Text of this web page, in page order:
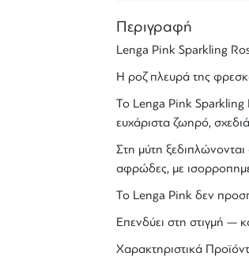
Περιγραφή
Lenga Pink Sparkling
Η ροζ πλευρά της
Το Lenga Pink Sparkling
ευχάριστα ζωηρό,
Στη μύτη
αφρώδες, με
Το Lenga Pink δεν
Επενδύει στη στιγμή —
Χαρακτηριστικά